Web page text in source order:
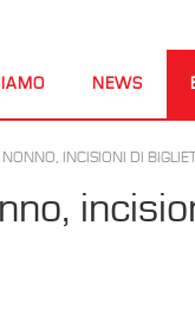
NEWS
INCISIONI DI